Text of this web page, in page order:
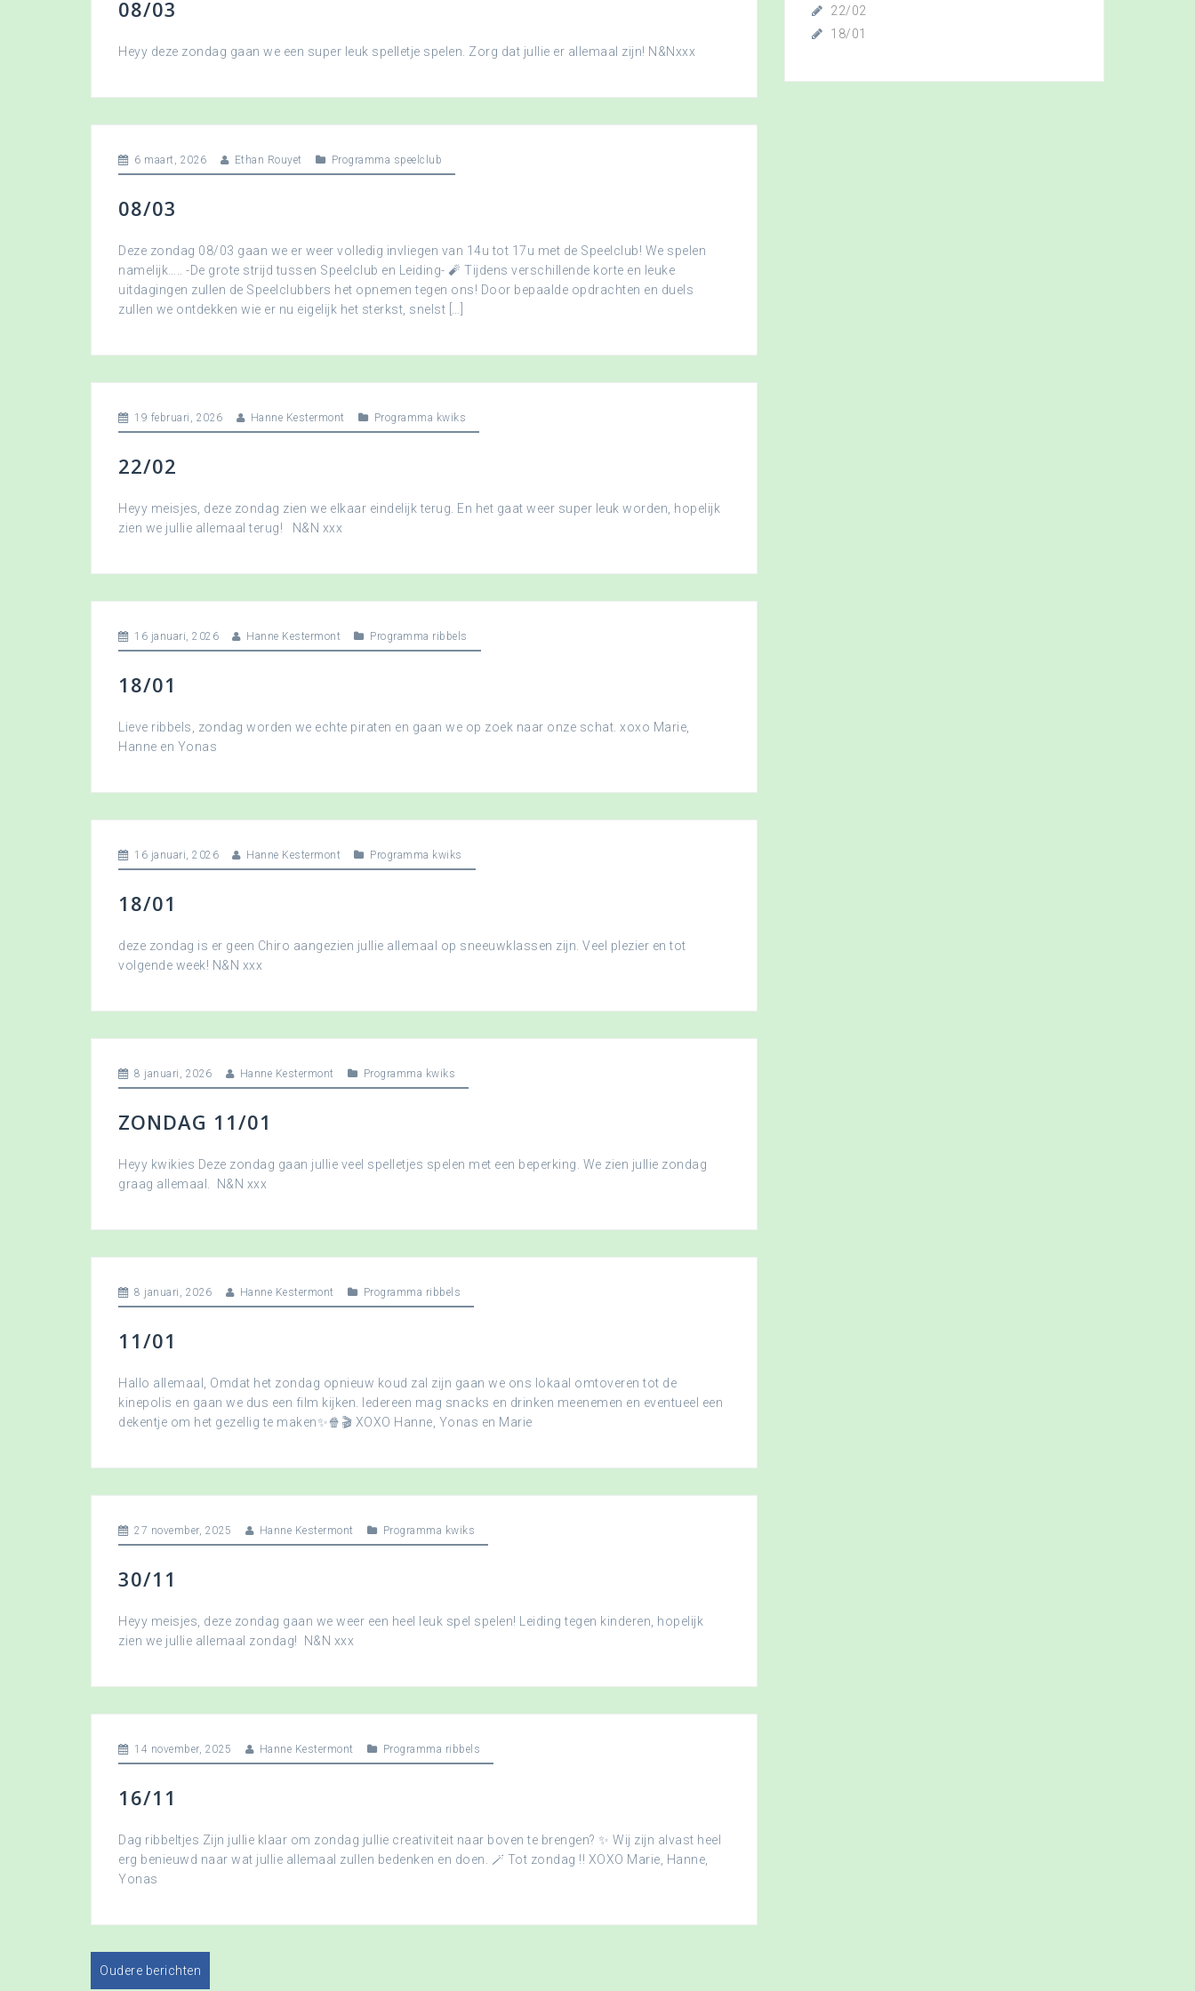
08/03
Heyy deze zondag gaan we een super leuk spelletje spelen. Zorg dat jullie er allemaal zijn! N&Nxxx
6 maart, 2026 Ethan Rouyet Programma speelclub
08/03
Deze zondag 08/03 gaan we er weer volledig invliegen van 14u tot 17u met de Speelclub! We spelen
namelijk….. -De grote strijd tussen Speelclub en Leiding- 🧨 Tijdens verschillende korte en leuke
uitdagingen zullen de Speelclubbers het opnemen tegen ons! Door bepaalde opdrachten en duels
zullen we ontdekken wie er nu eigelijk het sterkst, snelst […]
19 februari, 2026 Hanne Kestermont Programma kwiks
22/02
Heyy meisjes, deze zondag zien we elkaar eindelijk terug. En het gaat weer super leuk worden, hopelijk
zien we jullie allemaal terug! N&N xxx
16 januari, 2026 Hanne Kestermont Programma ribbels
18/01
Lieve ribbels, zondag worden we echte piraten en gaan we op zoek naar onze schat. xoxo Marie,
Hanne en Yonas
16 januari, 2026 Hanne Kestermont Programma kwiks
18/01
deze zondag is er geen Chiro aangezien jullie allemaal op sneeuwklassen zijn. Veel plezier en tot
volgende week! N&N xxx
8 januari, 2026 Hanne Kestermont Programma kwiks
ZONDAG 11/01
Heyy kwikies Deze zondag gaan jullie veel spelletjes spelen met een beperking. We zien jullie zondag
graag allemaal. N&N xxx
8 januari, 2026 Hanne Kestermont Programma ribbels
11/01
Hallo allemaal, Omdat het zondag opnieuw koud zal zijn gaan we ons lokaal omtoveren tot de
kinepolis en gaan we dus een film kijken. Iedereen mag snacks en drinken meenemen en eventueel een
dekentje om het gezellig te maken✨🍿🎬 XOXO Hanne, Yonas en Marie
27 november, 2025 Hanne Kestermont Programma kwiks
30/11
Heyy meisjes, deze zondag gaan we weer een heel leuk spel spelen! Leiding tegen kinderen, hopelijk
zien we jullie allemaal zondag! N&N xxx
14 november, 2025 Hanne Kestermont Programma ribbels
16/11
Dag ribbeltjes Zijn jullie klaar om zondag jullie creativiteit naar boven te brengen? ✨ Wij zijn alvast heel
erg benieuwd naar wat jullie allemaal zullen bedenken en doen. 🪄 Tot zondag !! XOXO Marie, Hanne,
Yonas
Oudere berichten
22/02
18/01